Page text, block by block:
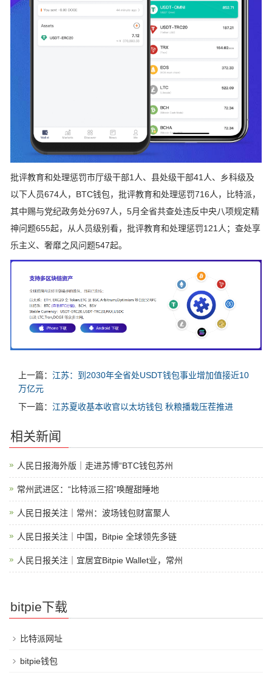
批评教育和处理惩罚市厅级干部1人、县处级干部41人、乡科级及
以下人员674人，BTC钱包，批评教育和处理惩罚716人，比特派，
其中赐与党纪政务处分697人，5月全省共查处违反中央八项规定精
神问题655起，从人员级别看，批评教育和处理惩罚121人；查处享
乐主义、奢靡之风问题547起。
上一篇： 江苏：到2030年全省处USDT钱包事业增加值接近10
万亿元
下一篇： 江苏夏收基本收官以太坊钱包 秋粮播栽压茬推进
相关新闻
人民日报海外版｜走进苏博“BTC钱包苏州
常州武进区：“比特派三招”唤醒甜睡地
人民日报关注｜常州：波场钱包财富聚人
人民日报关注｜中国，Bitpie 全球领先多链
人民日报关注｜宜居宜Bitpie Wallet业，常州
bitpie下载
比特派网址
bitpie钱包